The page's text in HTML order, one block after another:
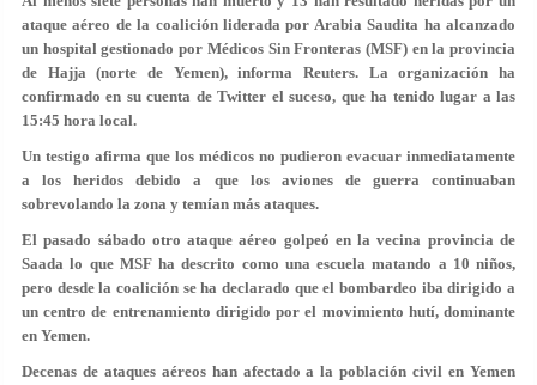
ataque aéreo de la coalición liderada por Arabia Saudita ha alcanzado
un hospital gestionado por Médicos Sin Fronteras (MSF) en la provincia
de Hajja (norte de Yemen), informa Reuters. La organización ha
confirmado en su cuenta de Twitter el suceso, que ha tenido lugar a las
15:45 hora local.
Un testigo afirma que los médicos no pudieron evacuar inmediatamente
a los heridos debido a que los aviones de guerra continuaban
sobrevolando la zona y temían más ataques.
El pasado sábado otro ataque aéreo golpeó en la vecina provincia de
Saada lo que MSF ha descrito como una escuela matando a 10 niños,
pero desde la coalición se ha declarado que el bombardeo iba dirigido a
un centro de entrenamiento dirigido por el movimiento hutí, dominante
en Yemen.
Decenas de ataques aéreos han afectado a la población civil en Yemen